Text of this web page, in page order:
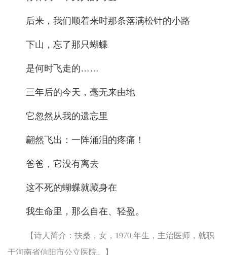
后来，我们顺着来时那条落满松针的小路
下山，忘了那只蝴蝶
是何时飞走的……
三年后的今天，毫无来由地
它忽然从我的遗忘里
翩然飞出：一阵涌泪的疼痛！
爸爸，它没有离去
这不死的蝴蝶就藏身在
我生命里，那么自在、轻盈。
【诗人简介：扶桑，女，1970 年生，主治医师，就职
于河南省信阳市公立医院。】